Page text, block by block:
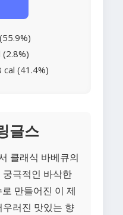
(2.8%)
cal (41.4%)
글스
클래식 바베큐의
극적인 바삭한
만들어진 이 제
러진 맛있는 향